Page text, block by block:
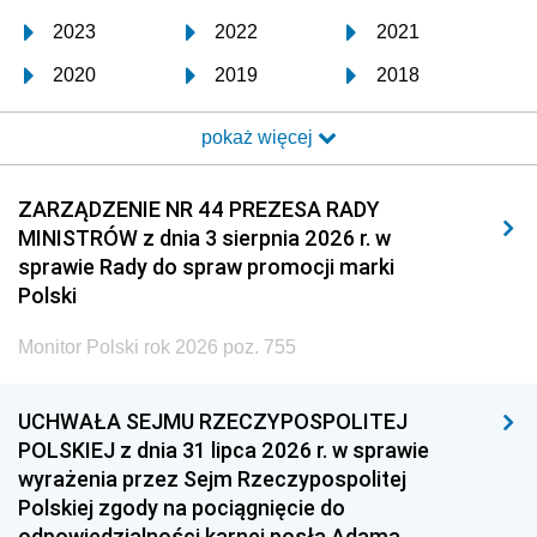
2023 2022 2021
2020 2019 2018
2017 2016 2015
2014 2013 2012
2011 2010 2009
2008 2007 2006
2005
1996 1995 1994
1993 1992 1991
1990 1989
pokaż więcej
ZARZĄDZENIE NR 44 PREZESA RADY
MINISTRÓW z dnia 3 sierpnia 2026 r. w
sprawie Rady do spraw promocji marki
Polski
Monitor Polski rok 2026 poz. 755
UCHWAŁA SEJMU RZECZYPOSPOLITEJ
POLSKIEJ z dnia 31 lipca 2026 r. w sprawie
wyrażenia przez Sejm Rzeczypospolitej
Polskiej zgody na pociągnięcie do